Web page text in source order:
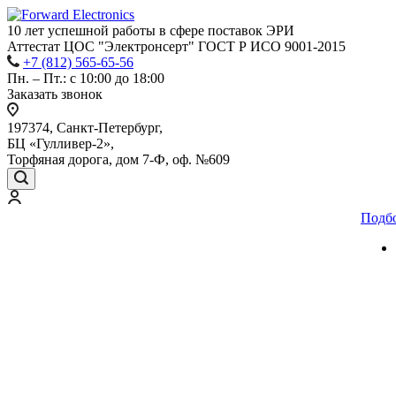
10 лет успешной работы в сфере поставок ЭРИ
Аттестат ЦОС "Электронсерт" ГОСТ Р ИСО 9001-2015
+7 (812) 565-65-56
Пн. – Пт.: с 10:00 до 18:00
Заказать звонок
197374, Санкт-Петербург,
БЦ «Гулливер-2»,
Торфяная дорога, дом 7-Ф, оф. №609